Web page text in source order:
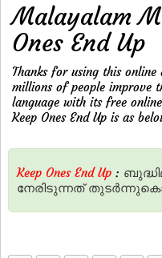
Malayalam
Ones End Up
Thanks for using this
millions of people improve
language with its free
Keep Ones End Up is as
Keep Ones End Up :
നേരിടുന്നത്‌